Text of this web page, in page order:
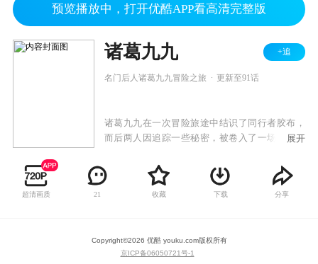
预览播放中，打开优酷APP看高清完整版
诸葛九九 +追
名门后人诸葛九九冒险之旅 更新至91话
诸葛九九在一次冒险旅途中结识了同行者胶布，
而后两人因追踪一些秘密，被卷入了一场离奇的
致命，只有拼命逃到下一关才有活下去的希望。
展开
超清画质 21 收藏 下载 分享
Copyright©2026 优酷 youku.com版权所有
京ICP备06050721号-1